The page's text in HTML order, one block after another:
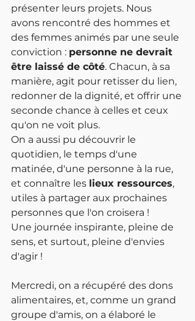
présenter leurs projets. Nous
avons rencontré des hommes et
des femmes animés par une seule
conviction : personne ne devrait
être laissé de côté. Chacun, à sa
manière, agit pour retisser du lien,
redonner de la dignité, et offrir une
seconde chance à celles et ceux
qu'on ne voit plus.
On a aussi pu découvrir le
quotidien, le temps d'une
matinée, d'une personne à la rue,
et connaître les lieux ressources,
utiles à partager aux prochaines
personnes que l'on croisera !
Une journée inspirante, pleine de
sens, et surtout, pleine d'envies
d'agir !
Mercredi, on a récupéré des dons
alimentaires, et, comme un grand
groupe d'amis, on a élaboré le